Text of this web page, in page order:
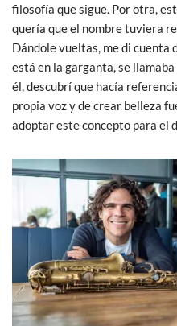
filosofía que sigue. Por otra,
quería que el nombre tuviera
Dándole vueltas, me di cuenta
está en la garganta, se
él, descubrí que hacía
propia voz y de crear belleza
adoptar este concepto para el